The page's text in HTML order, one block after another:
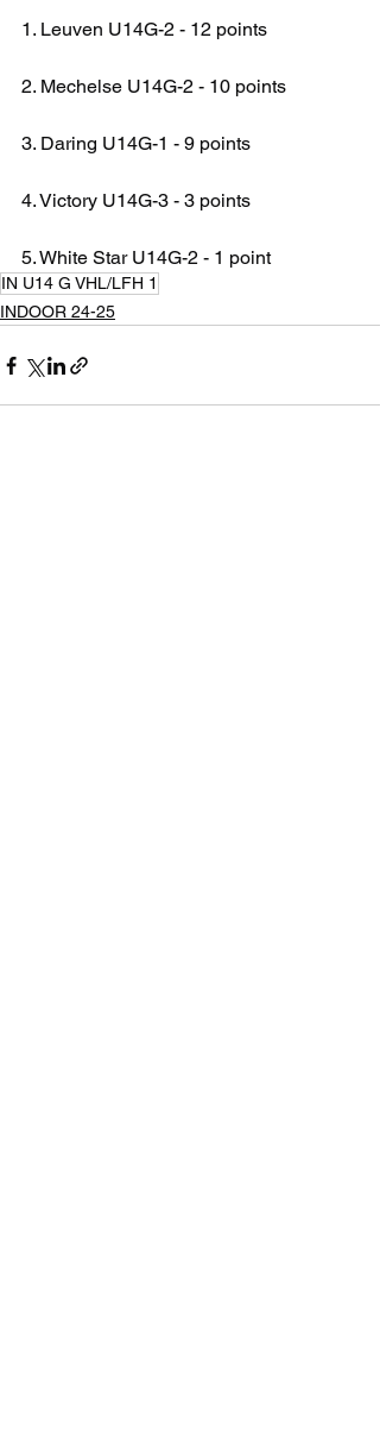
1. Leuven U14G-2 - 12 points
2. Mechelse U14G-2 - 10 points
3. Daring U14G-1 - 9 points
4. Victory U14G-3 - 3 points
5. White Star U14G-2 - 1 point
IN U14 G VHL/LFH 1
INDOOR 24-25